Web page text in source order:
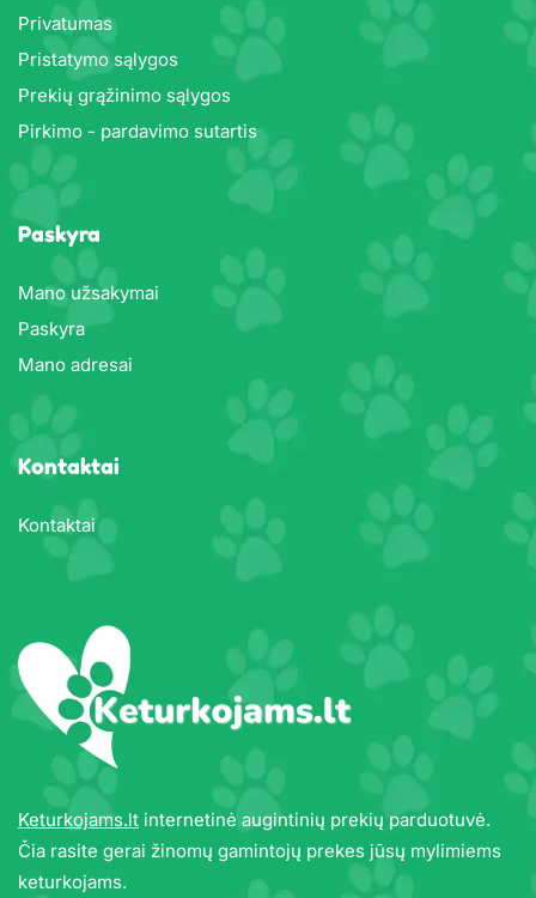
Privatumas
Pristatymo sąlygos
Prekių grąžinimo sąlygos
Pirkimo - pardavimo sutartis
Paskyra
Mano užsakymai
Paskyra
Mano adresai
Kontaktai
Kontaktai
Keturkojams.lt internetinė augintinių prekių parduotuvė.
Čia rasite gerai žinomų gamintojų prekes jūsų mylimiems
keturkojams.